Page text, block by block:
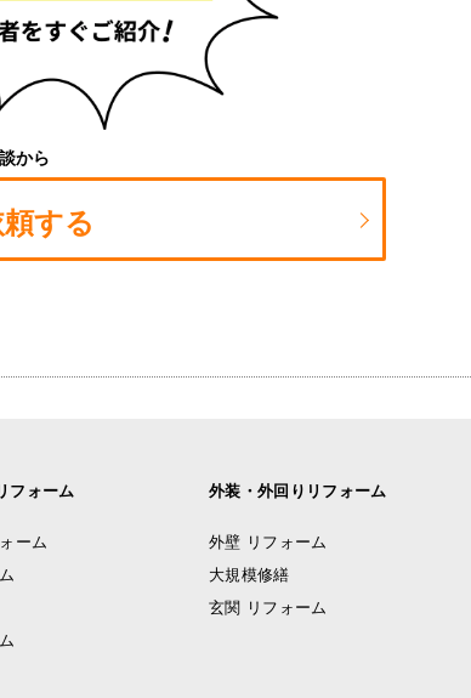
から
する
フォーム
ーム
外装・外回りリフォーム
外壁 リフォーム
大規模修繕
玄関 リフォーム